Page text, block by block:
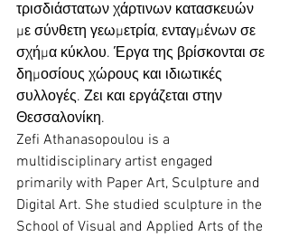
τρισδιάστατων χάρτινων κατασκευών
με σύνθετη γεωμετρία, ενταγμένων σε
σχήμα κύκλου. Έργα της βρίσκονται σε
δημοσίους χώρους και ιδιωτικές
συλλογές. Ζει και εργάζεται στην
Θεσσαλονίκη.
Zefi Athanasopoulou is a
multidisciplinary artist engaged
primarily with Paper Art, Sculpture and
Digital Art. She studied sculpture in the
School of Visual and Applied Arts of the